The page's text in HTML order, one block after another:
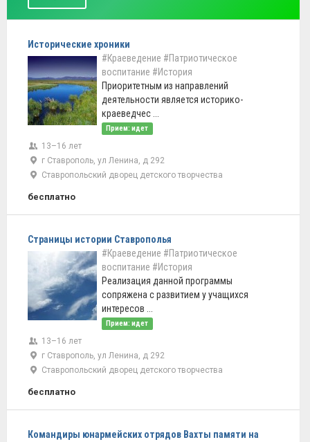
Исторические хроники
#Краеведение #Патриотическое
воспитание #История
Приоритетным из направлений
деятельности является историко-
краеведчес ...
Прием: идет
13–16 лет
г Ставрополь, ул Ленина, д 292
Ставропольский дворец детского творчества
бесплатно
Страницы истории Ставрополья
#Краеведение #Патриотическое
воспитание #История
Реализация данной программы
сопряжена с развитием у учащихся
интересов ...
Прием: идет
13–16 лет
г Ставрополь, ул Ленина, д 292
Ставропольский дворец детского творчества
бесплатно
Командиры юнармейских отрядов Вахты памяти на